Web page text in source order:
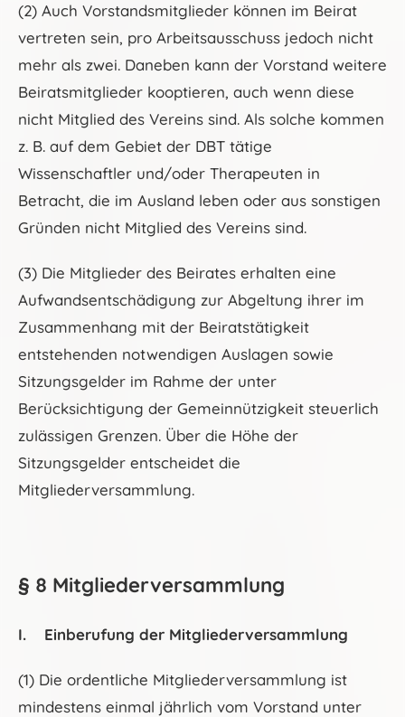
(2) Auch Vorstandsmitglieder können im Beirat
vertreten sein, pro Arbeitsausschuss jedoch nicht
mehr als zwei. Daneben kann der Vorstand weitere
Beiratsmitglieder kooptieren, auch wenn diese
nicht Mitglied des Vereins sind. Als solche kommen
z. B. auf dem Gebiet der DBT tätige
Wissenschaftler und/oder Therapeuten in
Betracht, die im Ausland leben oder aus sonstigen
Gründen nicht Mitglied des Vereins sind.
(3) Die Mitglieder des Beirates erhalten eine
Aufwandsentschädigung zur Abgeltung ihrer im
Zusammenhang mit der Beiratstätigkeit
entstehenden notwendigen Auslagen sowie
Sitzungsgelder im Rahme der unter
Berücksichtigung der Gemeinnützigkeit steuerlich
zulässigen Grenzen. Über die Höhe der
Sitzungsgelder entscheidet die
Mitgliederversammlung.
§ 8 Mitgliederversammlung
I. Einberufung der Mitgliederversammlung
(1) Die ordentliche Mitgliederversammlung ist
mindestens einmal jährlich vom Vorstand unter